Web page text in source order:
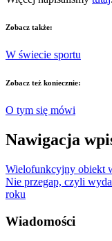
Zobacz także:
W świecie sportu
Zobacz też koniecznie:
O tym się mówi
Nawigacja
Wielofunkcyjny obiekt
Nie przegap, czyli
roku
Wiadomości